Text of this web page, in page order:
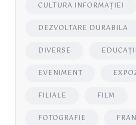
CULTURA INFORMAŢIEI
DEZVOLTARE DURABILA
DIVERSE
EVENIMENT
FILIALE FILM
FOTOGRAFIE